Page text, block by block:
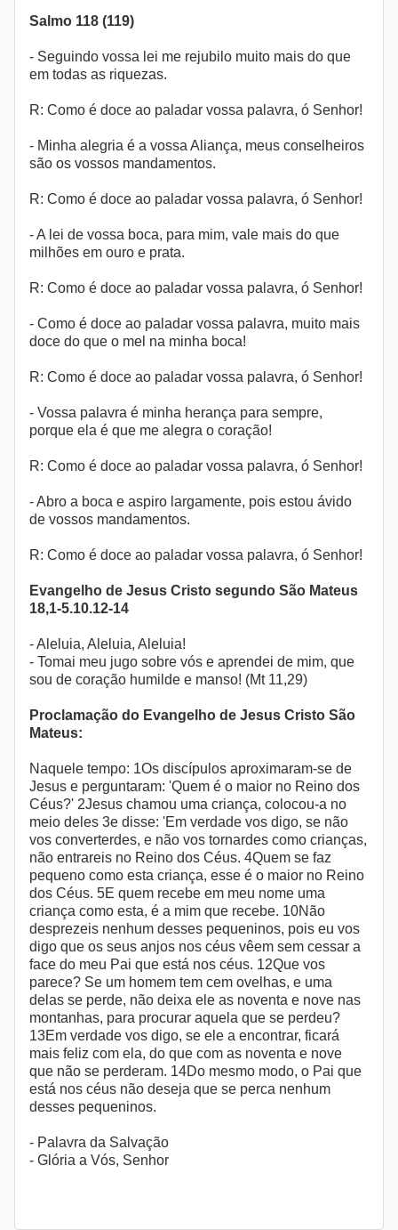
Salmo 118 (119)
- Seguindo vossa lei me rejubilo muito mais do que
em todas as riquezas.
R: Como é doce ao paladar vossa palavra, ó Senhor!
- Minha alegria é a vossa Aliança, meus conselheiros
são os vossos mandamentos.
R: Como é doce ao paladar vossa palavra, ó Senhor!
- A lei de vossa boca, para mim, vale mais do que
milhões em ouro e prata.
R: Como é doce ao paladar vossa palavra, ó Senhor!
- Como é doce ao paladar vossa palavra, muito mais
doce do que o mel na minha boca!
R: Como é doce ao paladar vossa palavra, ó Senhor!
- Vossa palavra é minha herança para sempre,
porque ela é que me alegra o coração!
R: Como é doce ao paladar vossa palavra, ó Senhor!
- Abro a boca e aspiro largamente, pois estou ávido
de vossos mandamentos.
R: Como é doce ao paladar vossa palavra, ó Senhor!
Evangelho de Jesus Cristo segundo São Mateus
18,1-5.10.12-14
- Aleluia, Aleluia, Aleluia!
- Tomai meu jugo sobre vós e aprendei de mim, que
sou de coração humilde e manso! (Mt 11,29)
Proclamação do Evangelho de Jesus Cristo São
Mateus:
Naquele tempo: 1Os discípulos aproximaram-se de
Jesus e perguntaram: 'Quem é o maior no Reino dos
Céus?' 2Jesus chamou uma criança, colocou-a no
meio deles 3e disse: 'Em verdade vos digo, se não
vos converterdes, e não vos tornardes como crianças,
não entrareis no Reino dos Céus. 4Quem se faz
pequeno como esta criança, esse é o maior no Reino
dos Céus. 5E quem recebe em meu nome uma
criança como esta, é a mim que recebe. 10Não
desprezeis nenhum desses pequeninos, pois eu vos
digo que os seus anjos nos céus vêem sem cessar a
face do meu Pai que está nos céus. 12Que vos
parece? Se um homem tem cem ovelhas, e uma
delas se perde, não deixa ele as noventa e nove nas
montanhas, para procurar aquela que se perdeu?
13Em verdade vos digo, se ele a encontrar, ficará
mais feliz com ela, do que com as noventa e nove
que não se perderam. 14Do mesmo modo, o Pai que
está nos céus não deseja que se perca nenhum
desses pequeninos.
- Palavra da Salvação
- Glória a Vós, Senhor